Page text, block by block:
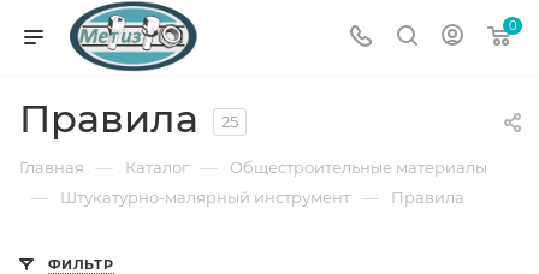
0
Правила 25
Главная — Каталог — Общестроительные материалы
— Штукатурно-малярный инструмент — Правила
ФИЛЬТР